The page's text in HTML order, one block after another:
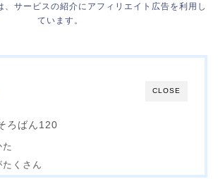
、サービスの紹介にアフィリエイト広告を利用し
ています。
CLOSE
ろばん120
た
たくさん